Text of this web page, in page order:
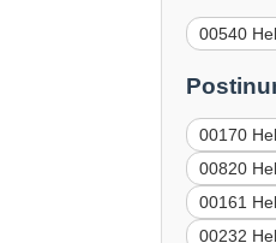
00540
00170
00820
00161
00232